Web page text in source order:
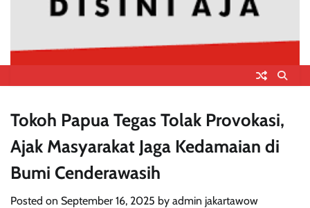
Tokoh Papua Tegas Tolak Provokasi,
Ajak Masyarakat Jaga Kedamaian di
Bumi Cenderawasih
Posted on September 16, 2025 by admin jakartawow